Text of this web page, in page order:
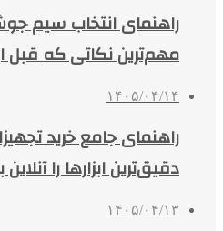
راهنمای انتخاب سیم
مهم‌ترین نکاتی که قبل از
۱۴۰۵/۰۴/۱۴
راهنمای جامع خرید
دقیق‌ترین ابزارها را
۱۴۰۵/۰۴/۱۳